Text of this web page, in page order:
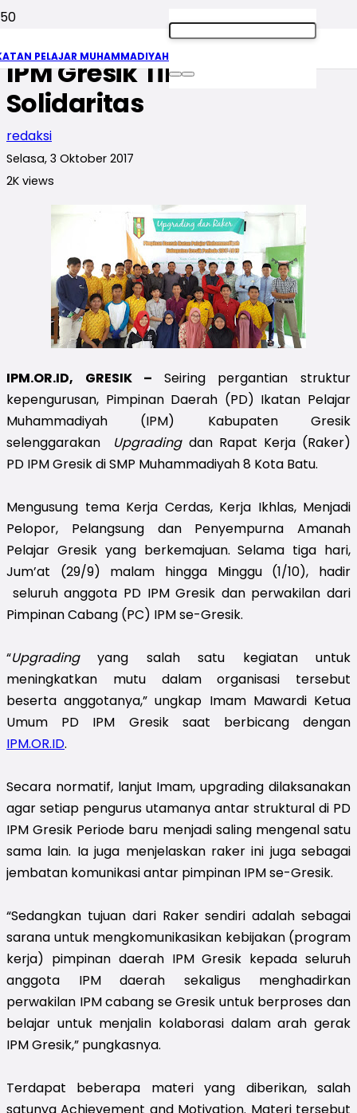
PELAJAR MUHAMMADIYAH
Awali Bulan Oktober, PD
IPM Gresik Tingkatkan
Solidaritas
redaksi
Selasa, 3 Oktober 2017
2K views
IPM.OR.ID, GRESIK – Seiring pergantian struktur
kepengurusan, Pimpinan Daerah (PD) Ikatan Pelajar
Muhammadiyah (IPM) Kabupaten Gresik
selenggarakan Upgradingdan Rapat Kerja (Raker)
PD IPM Gresik di SMP Muhammadiyah 8 Kota Batu.
Mengusung tema Kerja Cerdas, Kerja Ikhlas, Menjadi
Pelopor, Pelangsung dan Penyempurna Amanah
Pelajar Gresik yang berkemajuan. Selama tiga hari,
Jum’at (29/9) malam hingga Minggu (1/10), hadir
seluruh anggota PD IPM Gresik dan perwakilan dari
Pimpinan Cabang (PC) IPM se-Gresik.
“Upgradingyang salah satu kegiatan untuk
meningkatkan mutu dalam organisasi tersebut
beserta anggotanya,” ungkap Imam Mawardi Ketua
Umum PD IPM Gresik saat berbicang dengan
IPM.OR.ID.
Secara normatif, lanjut Imam, upgrading dilaksanakan
agar setiap pengurus utamanya antar struktural di PD
IPM Gresik Periode baru menjadi saling mengenal satu
sama lain. Ia juga menjelaskan raker ini juga sebagai
jembatan komunikasi antar pimpinan IPM se-Gresik.
“Sedangkan tujuan dari Raker sendiri adalah sebagai
sarana untuk mengkomunikasikan kebijakan (program
kerja) pimpinan daerah IPM Gresik kepada seluruh
anggota IPM daerah sekaligus menghadirkan
perwakilan IPM cabang se Gresik untuk berproses dan
belajar untuk menjalin kolaborasi dalam arah gerak
IPM Gresik,” pungkasnya.
Terdapat beberapa materi yang diberikan, salah
satunya Achievement and Motivation. Materi tersebut